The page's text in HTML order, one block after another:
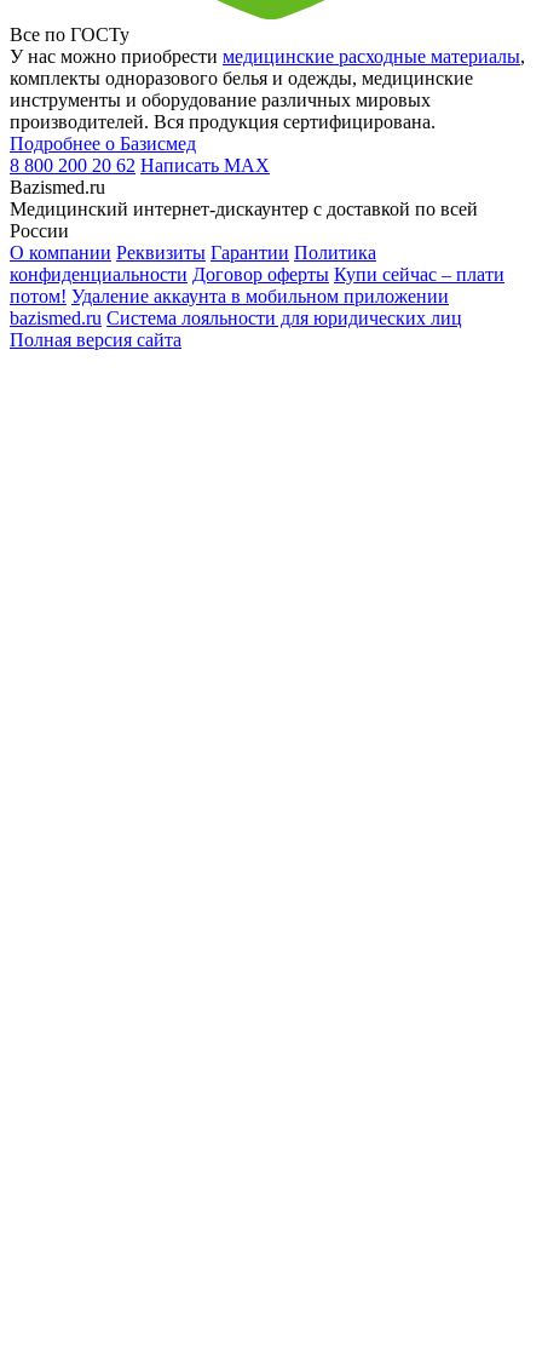
Все по ГОСТу
У нас можно приобрести медицинские расходные материалы,
комплекты одноразового белья и одежды, медицинские
инструменты и оборудование различных мировых
производителей. Вся продукция сертифицирована.
Подробнее о Базисмед
8 800 200 20 62 Написать MAX
Bazismed.ru
Медицинский интернет-дискаунтер с доставкой по всей
России
О компании Реквизиты Гарантии Политика
конфиденциальности Договор оферты Купи сейчас – плати
потом! Удаление аккаунта в мобильном приложении
bazismed.ru Система лояльности для юридических лиц
Полная версия сайта